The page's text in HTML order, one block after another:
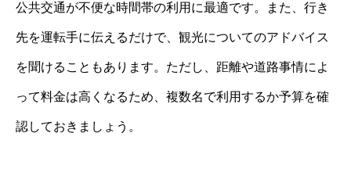
公共交通が不便な時間帯の利用に最適です。また、行き
先を運転手に伝えるだけで、観光についてのアドバイス
を聞けることもあります。ただし、距離や道路事情によ
って料金は高くなるため、複数名で利用するか予算を確
認しておきましょう。